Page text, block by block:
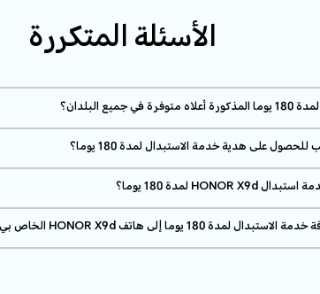
الأسئلة المتكررة